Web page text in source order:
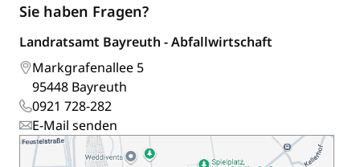
Sie haben Fragen?
Landratsamt Bayreuth - Abfallwirtschaft
Markgrafenallee 5
95448 Bayreuth
0921 728-282
E-Mail senden